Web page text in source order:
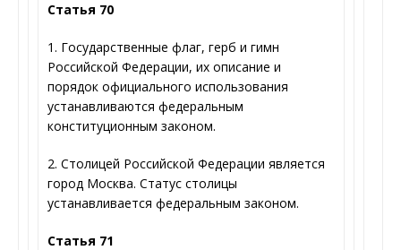
Статья 70
1. Государственные флаг, герб и гимн
Российской Федерации, их описание и
порядок официального использования
устанавливаются федеральным
конституционным законом.
2. Столицей Российской Федерации является
город Москва. Статус столицы
устанавливается федеральным законом.
Статья 71